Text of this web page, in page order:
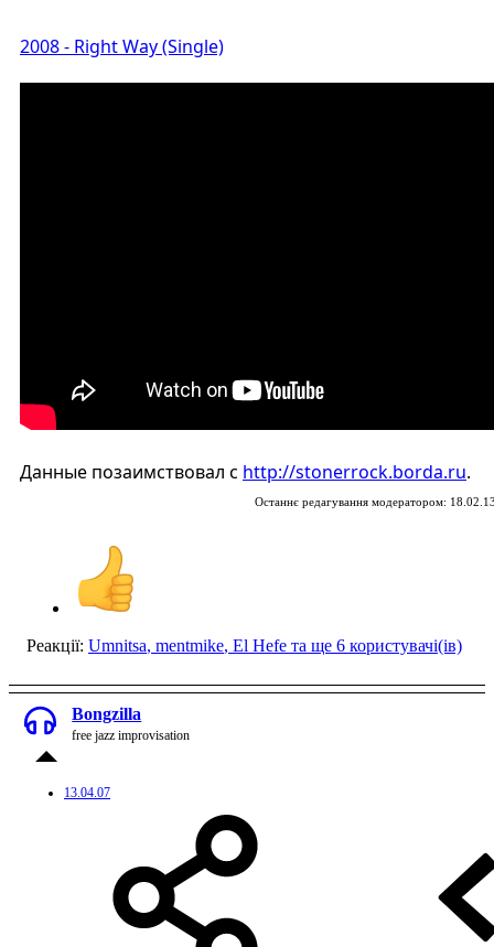
2008 - Right Way (Single)
Данные позаимствовал с http://stonerrock.borda.ru.
Останнє редагування модератором:
Реакції: Umnitsa, mentmike, El Hefe та ще 6 користувачі(ів)
Bongzilla
free jazz improvisation
13.04.07